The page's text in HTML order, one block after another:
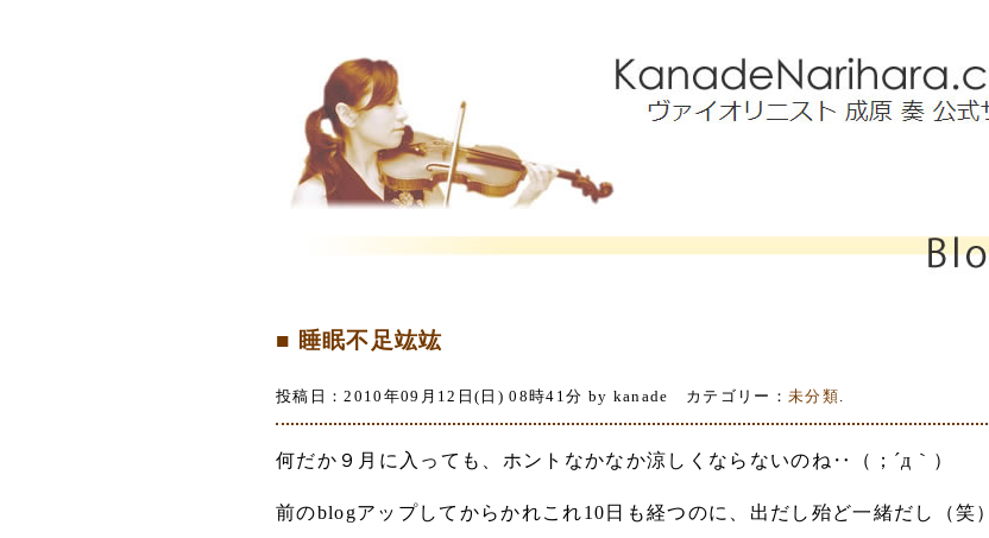
■ 睡眠不足竑竑
投稿日：2010年09月12日(日) 08時41分 by kanade カテゴリー： 未分類
何だか９月に入っても、ホントなかなか涼しくならないのね‥（；´д｀）
前のblogアップしてからかれこれ10日も経つのに、出だし殆ど一緒だし（笑）